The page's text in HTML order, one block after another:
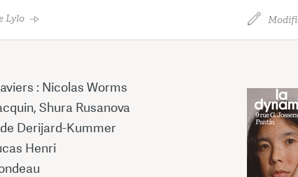
Lylo
: Nicolas Worms
Shura Rusanova
Derijard-Kummer
Henri